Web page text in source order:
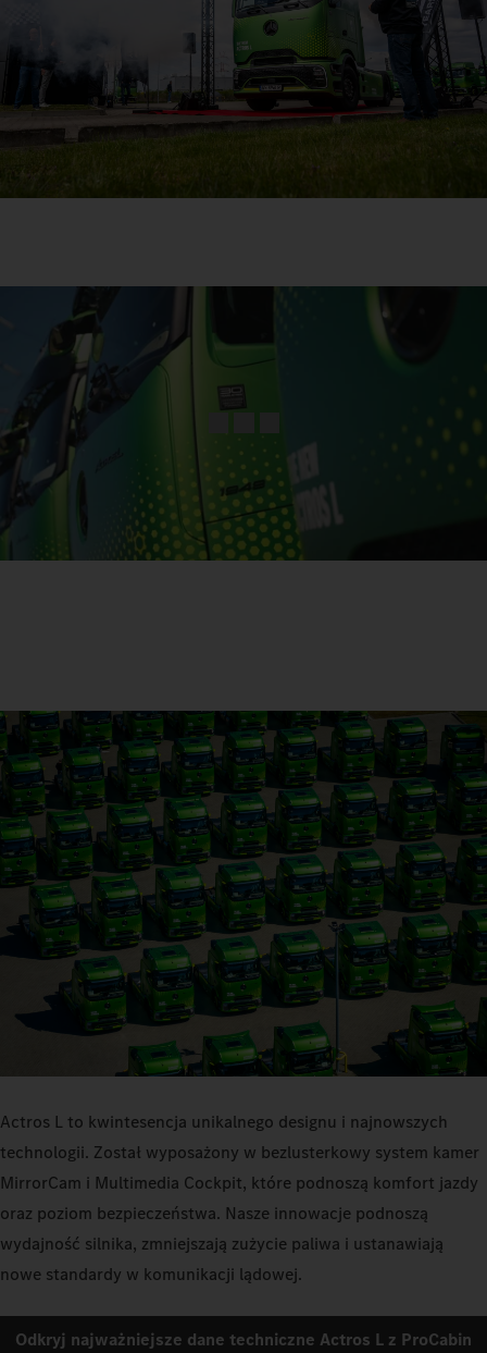
Actros L to kwintesencja unikalnego designu i najnowszych
technologii. Został wyposażony w bezlusterkowy system kamer
MirrorCam i Multimedia Cockpit, które podnoszą komfort jazdy
oraz poziom bezpieczeństwa. Nasze innowacje podnoszą
wydajność silnika, zmniejszają zużycie paliwa i ustanawiają
nowe standardy w komunikacji lądowej.
Odkryj najważniejsze dane techniczne Actros L z ProCabin